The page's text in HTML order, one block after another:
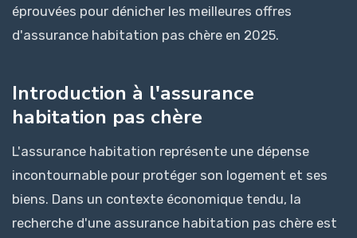
éprouvées pour dénicher les meilleures offres
d'assurance habitation pas chère en 2025.
Introduction à l'assurance
habitation pas chère
L'assurance habitation représente une dépense
incontournable pour protéger son logement et ses
biens. Dans un contexte économique tendu, la
recherche d'une assurance habitation pas chère est